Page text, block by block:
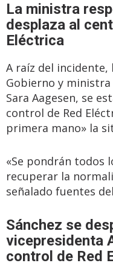
La ministra
desplaza al
Eléctrica
A raíz del
Gobierno y
Sara Aagesen, se
control de Red
primera mano» la
«Se pondrán todos
recuperar la
señalado fuentes
Sánchez se
vicepresidenta
control de Red